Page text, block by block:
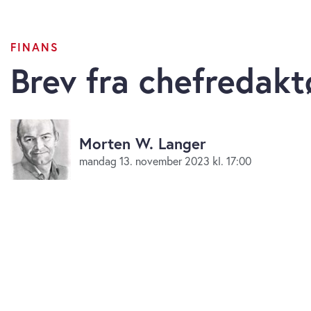
FINANS
Brev fra
Morten W. Langer
mandag 13. november 2023 kl. 17:00